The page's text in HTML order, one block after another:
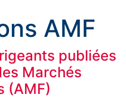
AMF
publiées
Marchés
(AMF)